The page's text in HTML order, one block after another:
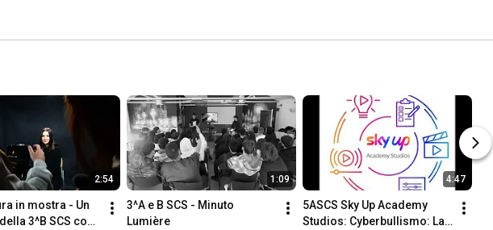
2:54
in mostra - Un
3^B SCS con
1:09
3^A e B SCS - Minuto
Lumière
4:47
5ASCS Sky Up Academy
Studios: Cyberbullismo: La